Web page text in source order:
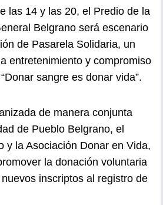
las 14 y las 20, el Predio de la
Belgrano será escenario
de Pasarela Solidaria, un
entretenimiento y compromiso
sangre es donar vida”.
de manera conjunta
de Pueblo Belgrano, el
y la Asociación Donar en Vida,
la donación voluntaria
inscriptos al registro de